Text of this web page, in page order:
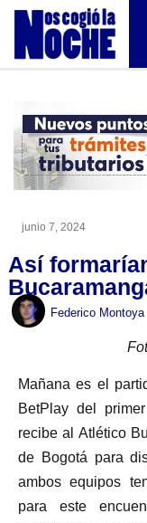
junio 7, 2024
Así
Federico Montoya
Mañana es el
BetPlay del
recibe al Atlético
de Bogotá para
ambos equipos
para este